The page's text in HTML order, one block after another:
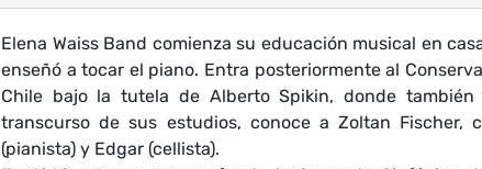
Elena Waiss Band comienza su educación musical en
enseñó a tocar el piano. Entra posteriormente al
Chile bajo la tutela de Alberto Spikin, donde
transcurso de sus estudios, conoce a Zoltan
(pianista) y Edgar (cellista).